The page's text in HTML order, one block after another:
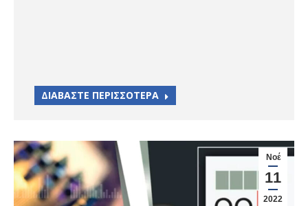
ΔΙΑΒΑΣΤΕ ΠΕΡΙΣΣΟΤΕΡΑ
Νοέ
11
2022